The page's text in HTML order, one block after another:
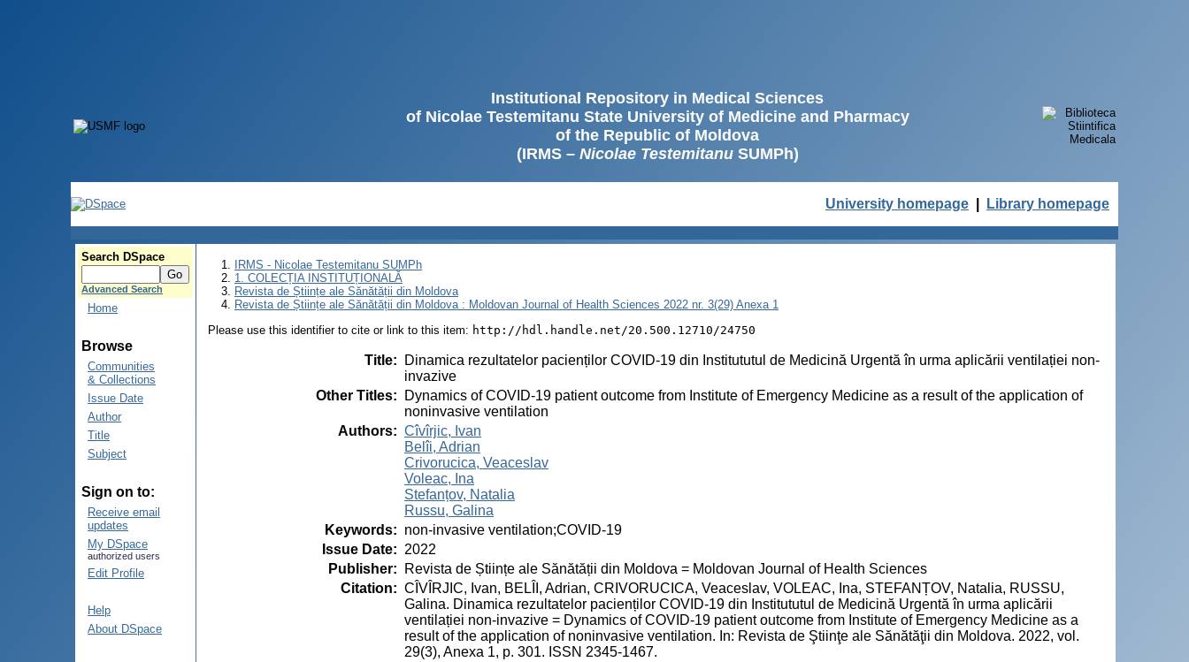
Institutional Repository in Medical Sciences
of Nicolae Testemitanu State University of Medicine and Pharmacy
of the Republic of Moldova
(IRMS – Nicolae TestemitanuSUMPh)
University homepage Library homepage
Search DSpace
Advanced Search
Home
Browse
Communities
& Collections
Issue Date
Author
Title
Subject
Sign on to:
Receive email
updates
My DSpace
authorized users
Edit Profile
Help
About DSpace
IRMS - Nicolae Testemitanu SUMPh
1. COLECȚIA INSTITUȚIONALĂ
Revista de Științe ale Sănătății din Moldova
Revista de Științe ale Sănătății din Moldova : Moldovan Journal of Health Sciences 2022 nr. 3(29) Anexa 1
Please use this identifier to cite or link to this item: http://hdl.handle.net/20.500.12710/24750
Title:
Dinamica rezultatelor pacienților COVID-19 din Institututul de Medicină Urgentă în urma aplicării ventilației non-
invazive
Other Titles:
Dynamics of COVID-19 patient outcome from Institute of Emergency Medicine as a result of the application of
noninvasive ventilation
Authors: Cîvîrjic, Ivan
Belîi, Adrian
Crivorucica, Veaceslav
Voleac, Ina
Stefanțov, Natalia
Russu, Galina
Keywords: non-invasive ventilation;COVID-19
Issue Date: 2022
Publisher:
Revista de Științe ale Sănătății din Moldova = Moldovan Journal of Health Sciences
Citation: CÎVÎRJIC, Ivan, BELÎI, Adrian, CRIVORUCICA, Veaceslav, VOLEAC, Ina, STEFANȚOV, Natalia, RUSSU,
Galina. Dinamica rezultatelor pacienților COVID-19 din Institututul de Medicină Urgentă în urma aplicării
ventilației non-invazive = Dynamics of COVID-19 patient outcome from Institute of Emergency Medicine as a
result of the application of noninvasive ventilation. In: Revista de Ştiinţe ale Sănătăţii din Moldova. 2022, vol.
29(3), Anexa 1, p. 301. ISSN 2345-1467.